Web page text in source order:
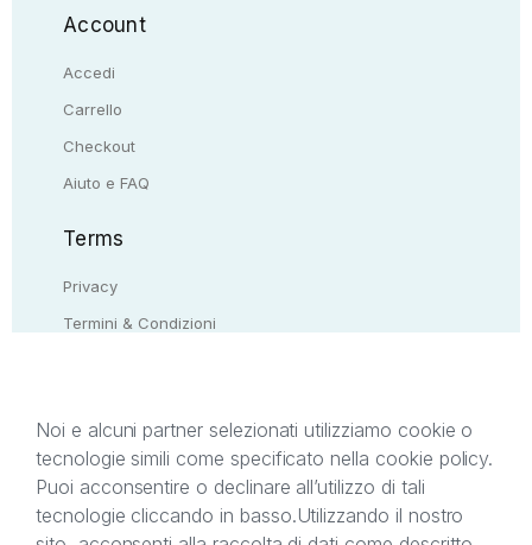
Account
Accedi
Carrello
Checkout
Aiuto e FAQ
Terms
Privacy
Termini & Condizioni
Il presente sito web è di proprietà di StreetLib S.r.l.
C.F. e P.IVA 05338720963. StreetLib S.r.l. è
titolare di tutti i diritti di proprietà intellettuale
Noi e alcuni partner selezionati utilizziamo cookie o
tecnologie simili come specificato nella cookie policy.
Puoi acconsentire o declinare all’utilizzo di tali
tecnologie cliccando in basso.Utilizzando il nostro